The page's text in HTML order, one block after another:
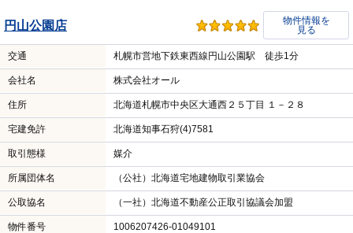
円山公園店
物件情報を
見る
交通 札幌市営地下鉄東西線円山公園駅 徒歩1分
会社名 株式会社オール
住所 北海道札幌市中央区大通西２５丁目 １－２８
宅建免許 北海道知事石狩(4)7581
取引態様 媒介
所属団体名 （公社）北海道宅地建物取引業協会
公取協名 （一社）北海道不動産公正取引協議会加盟
物件番号 1006207426-01049101